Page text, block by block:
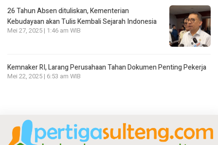
26 Tahun Absen dituliskan, Kementerian
Kebudayaan akan Tulis Kembali Sejarah Indonesia
Mei 27, 2025 | 1:46 am WIB
Kemnaker RI, Larang Perusahaan Tahan Dokumen Penting Pekerja
Mei 22, 2025 | 6:53 am WIB